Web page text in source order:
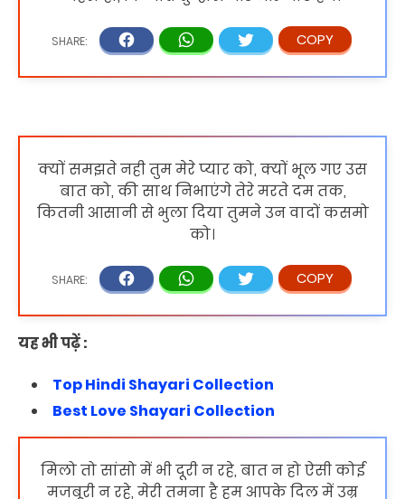
क्यों समझते नही तुम मेरे प्यार को, क्यों भूल गए उस
बात को, की साथ निभाएंगे तेरे मरते दम तक,
कितनी आसानी से भुला दिया तुमने उन वादों कसमो
को।
यह भी पढ़ें :
Top Hindi Shayari Collection
Best Love Shayari Collection
मिलो तो सांसो में भी दूरी न रहे, बात न हो ऐसी कोई
मजबूरी न रहे, मेरी तमना है हम आपके दिल में उम्र